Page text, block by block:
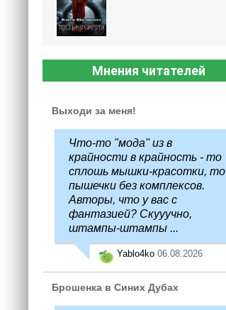
Мнения читателей
Выходи за меня!
Что-то "мода" из в
крайности в крайность - то
сплошь мышки-красотки, то
пышечки без комплексов.
Авторы, что у вас с
фантазией? Скууучно,
штампы-штампы ...
Yablo4ko 06.08.2026
Брошенка в Синих Дубах